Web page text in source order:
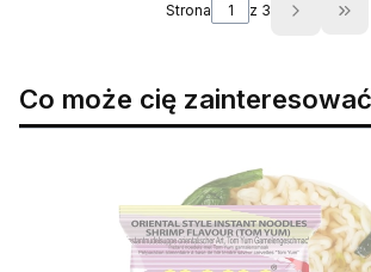
Strona z 3
Co może cię